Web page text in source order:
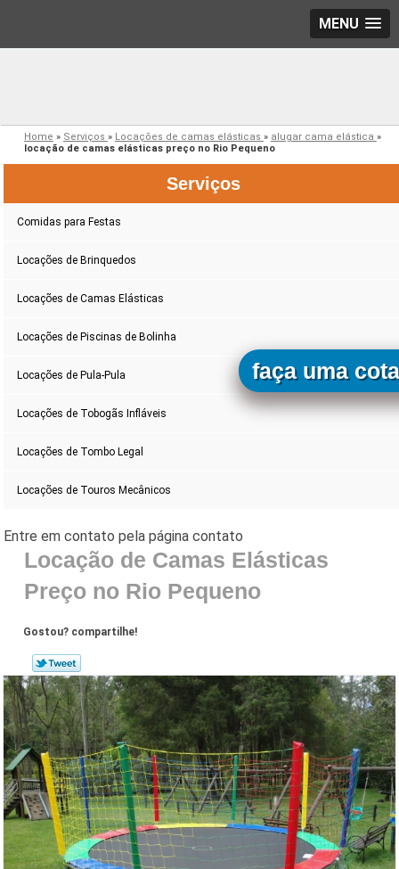
MENU
Home » Serviços » Locações de camas elásticas » alugar cama elástica »
locação de camas elásticas preço no Rio Pequeno
Serviços
Comidas para Festas
Locações de Brinquedos
Locações de Camas Elásticas
Locações de Piscinas de Bolinha
Locações de Pula-Pula
Locações de Tobogãs Infláveis
Locações de Tombo Legal
Locações de Touros Mecânicos
Locação de Camas Elásticas
Preço no Rio Pequeno
Gostou? compartilhe!
faça uma